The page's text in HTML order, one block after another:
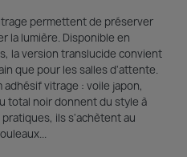
permettent de préserver
la lumière. Disponible en
la version translucide convient
que pour les salles d'attente.
vitrage : voile japon,
total noir donnent du style à
ils s'achètent au